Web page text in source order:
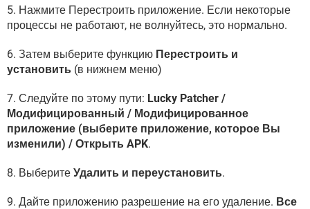
5. Нажмите Перестроить приложение. Если некоторые
процессы не работают, не волнуйтесь, это нормально.
6. Затем выберите функцию Перестроить и
установить (в нижнем меню)
7. Следуйте по этому пути: Lucky Patcher /
Модифицированный / Модифицированное
приложение (выберите приложение, которое Вы
изменили) / Открыть APK.
8. Выберите Удалить и переустановить.
9. Дайте приложению разрешение на его удаление. Все